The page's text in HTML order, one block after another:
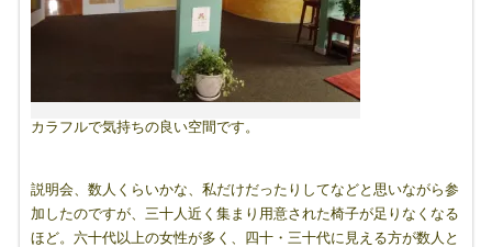
カラフルで気持ちの良い空間です。
説明会、数人くらいかな、私だけだったりしてなどと思いながら参
加したのですが、三十人近く集まり用意された椅子が足りなくなる
ほど。六十代以上の女性が多く、四十・三十代に見える方が数人と